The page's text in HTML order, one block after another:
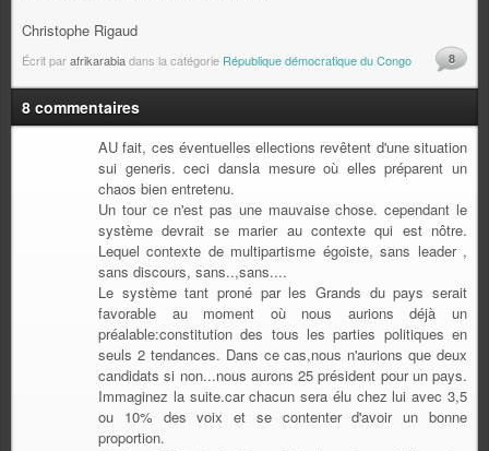
Christophe Rigaud
Écrit parafrikarabiadans la catégorie République démocratique du Congo 8
8 commentaires
AU fait, ces éventuelles ellections revêtent d'une situation
sui generis. ceci dansla mesure où elles préparent un
chaos bien entretenu.
Un tour ce n'est pas une mauvaise chose. cependant le
système devrait se marier au contexte qui est nôtre.
Lequel contexte de multipartisme égoiste, sans leader ,
sans discours, sans..,sans....
Le système tant proné par les Grands du pays serait
favorable au moment où nous aurions déjà un
préalable:constitution des tous les parties politiques en
seuls 2 tendances. Dans ce cas,nous n'aurions que deux
candidats si non...nous aurons 25 président pour un pays.
Immaginez la suite.car chacun sera élu chez lui avec 3,5
ou 10% des voix et se contenter d'avoir un bonne
proportion.